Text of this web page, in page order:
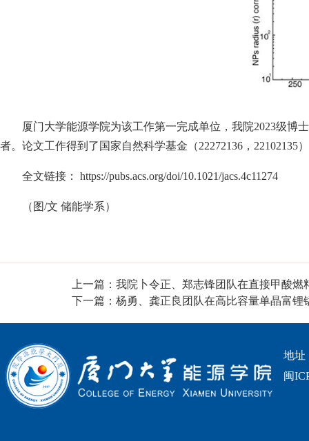
厦门大学能源学院为该工作第一完成单位，我院2023级博
者。论文工作得到了国家自然科学基金（22272136，22102135
全文链接： https://pubs.acs.org/doi/10.1021/jacs.4c11274
（图/文 储能学系）
上一篇：我院卜令正、郑志锋团队在直接甲酸
下一篇：杨勇、龚正良团队在高比容量单晶富
地址
闽